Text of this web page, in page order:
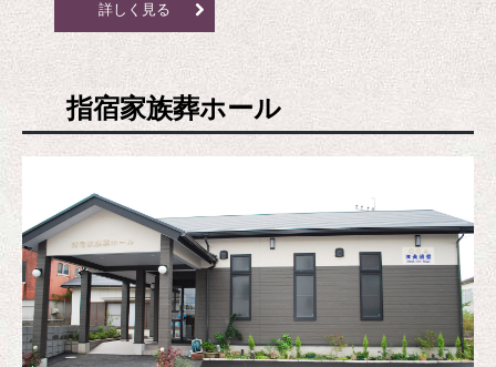
詳しく見る
指宿家族葬ホール